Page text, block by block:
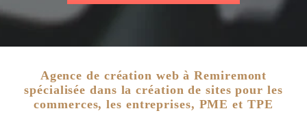
Agence de création web à Remiremont
spécialisée dans la création de sites pour les
commerces, les entreprises, PME et TPE